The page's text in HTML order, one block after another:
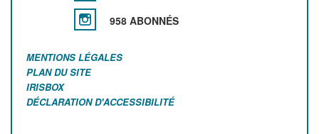
958 ABONNÉS
MENTIONS LÉGALES
PLAN DU SITE
IRISBOX
DÉCLARATION D'ACCESSIBILITÉ